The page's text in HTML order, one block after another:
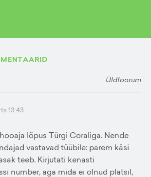
Üldfoorum
13:43
lõpus Türgi Coraliga. Nende
vastavad tüübile: parem käsi
teeb. Kirjutati kenasti
number, aga mida ei olnud platsil,